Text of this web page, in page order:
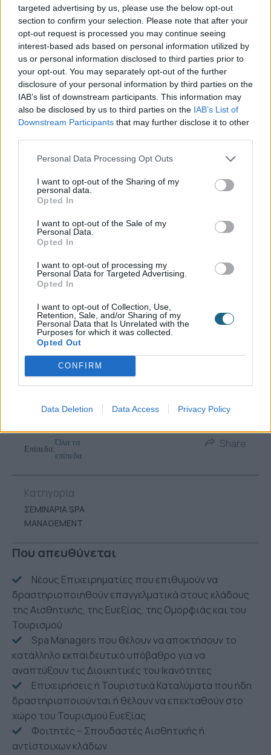
targeted advertising by us, please use the below opt-out
section to confirm your selection. Please note that after your
opt-out request is processed you may continue seeing
interest-based ads based on personal information utilized by
us or personal information disclosed to third parties prior to
your opt-out. You may separately opt-out of the further
disclosure of your personal information by third parties on the
IAB’s list of downstream participants. This information may
also be disclosed by us to third parties on the IAB’s List of
Downstream Participants that may further disclose it to other
Personal Data Processing Opt Outs
I want to opt-out of the Sharing of my
personal data.
Opted In
I want to opt-out of the Sale of my
Personal Data.
Opted In
I want to opt-out of processing my
Personal Data for Targeted Advertising.
Opted In
I want to opt-out of Collection, Use,
Retention, Sale, and/or Sharing of my
Personal Data that Is Unrelated with the
Purposes for which it was collected.
Opted Out
CONFIRM
Data Deletion Data Access Privacy Policy
Επίπεδο:
Όλα τα
επίπεδα
Share
Κατηγορία
ΣΕΜΙΝΑΡΙΑ SPA
MANAGEMENT
Που απευθύνεται
Νέους Επιχειρηματίες που επιθυμούν να
δραστηριοποιηθούν επαγγελματικά στους κλάδους
της Αισθητικής, της Ευεξίας, της Ομορφιάς και του
Τουρισμού
Spa Managers που θέλουν να αποκτήσουν το
κατάλληλο εκπαιδευτικό υπόβαθρο για να
αναπτύξουν τις Διοικητικές του Ικανότητες
Επιχειρήσεις ή Τουριστικά Καταλύματα που ήδη
δραστηριοποιούνται ή θέλουν να επεκταθούν στο
χώρο του Τουρισμού Ευεξίας
Φοιτητές – Σπουδαστές Αισθητικής ή
αντίστοιχων κλάδων